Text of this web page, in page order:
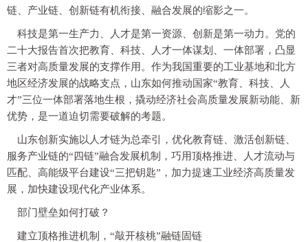
链、产业链、创新链有机衔接、融合发展的缩影之一。
科技是第一生产力、人才是第一资源、创新是第一动力。党的
二十大报告首次把教育、科技、人才一体谋划、一体部署，凸显
三者对高质量发展的支撑作用。作为我国重要的工业基地和北方
地区经济发展的战略支点，山东如何推动国家“教育、科技、人
才”三位一体部署落地生根，撬动经济社会高质量发展新动能、新
优势，是一道迫切需要破解的考题。
山东创新实施以人才链为总牵引，优化教育链、激活创新链、
服务产业链的“四链”融合发展机制，巧用顶格推进、人才流动与
匹配、高能级平台建设“三把钥匙”，加力提速工业经济高质量发
展，加快建设现代化产业体系。
部门壁垒如何打破？
建立顶格推进机制，“敲开核桃”融链固链